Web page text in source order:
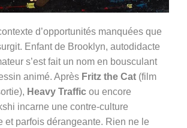
d’opportunités manquées que
Enfant de Brooklyn, autodidacte
s’est fait un nom en bousculant
animé. Après Fritz the Cat (film
Heavy Traffic ou encore
incarne une contre-culture
et parfois dérangeante. Rien ne le